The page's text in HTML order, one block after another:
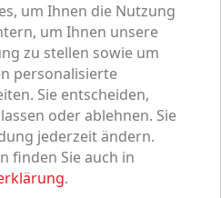
Katze
Nagetier
um Ihnen die Nutzung
um Ihnen unsere
zu stellen sowie um
personalisierte
Sie entscheiden,
oder ablehnen. Sie
jederzeit ändern.
finden Sie auch in
.